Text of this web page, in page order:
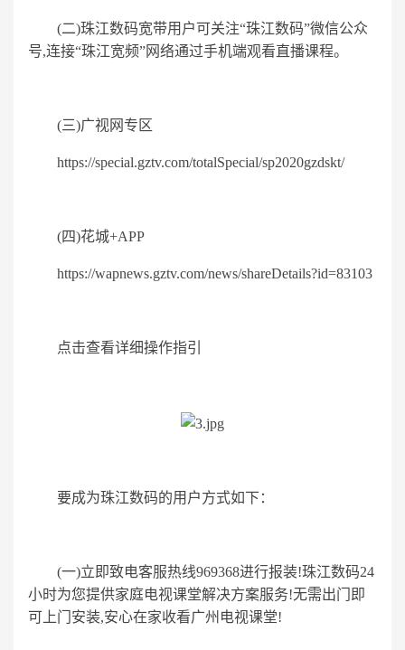
(二)珠江数码宽带用户可关注“珠江数码”微信公众
号,连接“珠江宽频”网络通过手机端观看直播课程。
(三)广视网专区
https://special.gztv.com/totalSpecial/sp2020gzdskt/
(四)花城+APP
https://wapnews.gztv.com/news/shareDetails?id=83103
点击查看详细操作指引
要成为珠江数码的用户方式如下：
(一)立即致电客服热线969368进行报装!珠江数码24
小时为您提供家庭电视课堂解决方案服务!无需出门即
可上门安装,安心在家收看广州电视课堂!